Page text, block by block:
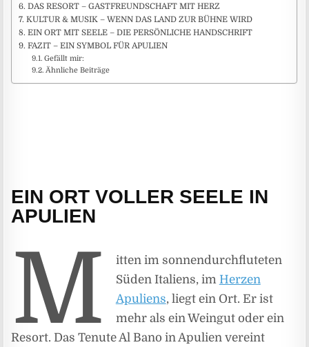
DAS RESORT – GASTFREUNDSCHAFT MIT HERZ
KULTUR & MUSIK – WENN DAS LAND ZUR BÜHNE WIRD
EIN ORT MIT SEELE – DIE PERSÖNLICHE HANDSCHRIFT
FAZIT – EIN SYMBOL FÜR APULIEN
Gefällt mir:
Ähnliche Beiträge
EIN ORT VOLLER SEELE IN
APULIEN
M
itten im sonnendurchfluteten
Süden Italiens, im Herzen
Apuliens, liegt ein Ort. Er ist
mehr als ein Weingut oder ein
Resort. Das Tenute Al Bano in Apulien vereint